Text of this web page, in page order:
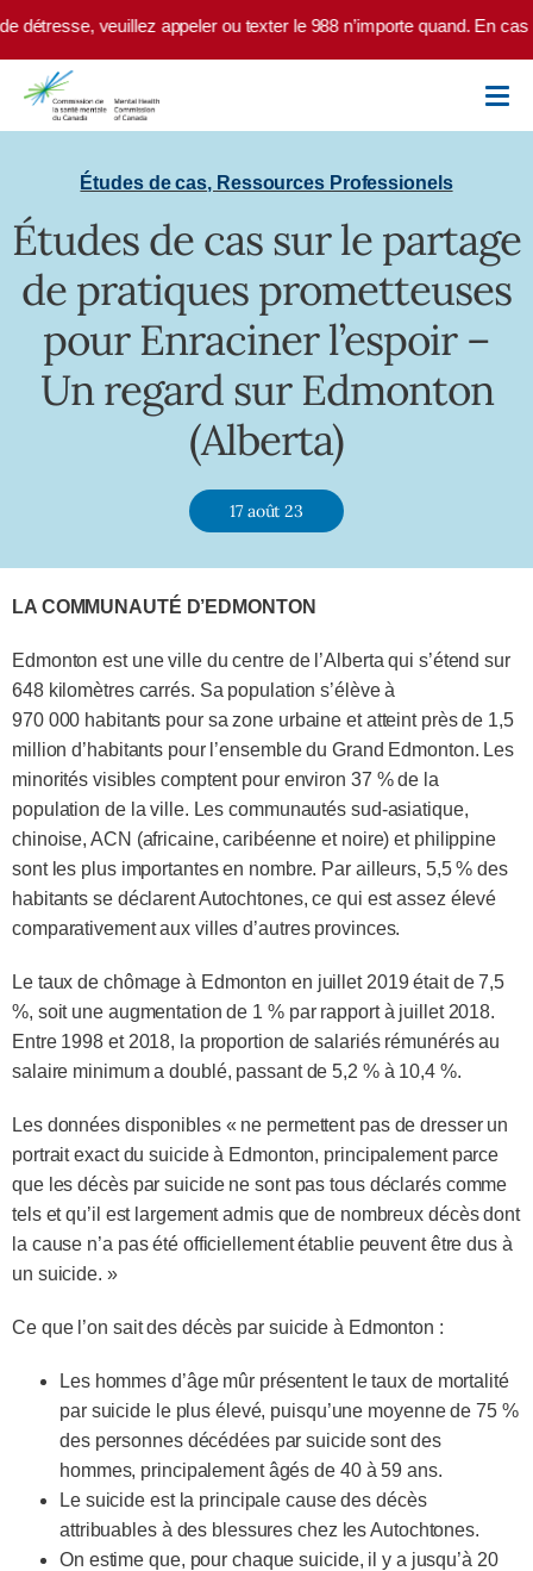
Skip to main content
veuillez appeler ou texter le 988 n’importe quand. En cas
Études de cas, Ressources Professionels
Études de cas sur le partage
de pratiques prometteuses
pour Enraciner l’espoir –
Un regard sur Edmonton
(Alberta)
17 août 23
LA COMMUNAUTÉ D’EDMONTON
Edmonton est une ville du centre de l’Alberta qui s’étend sur
648 kilomètres carrés. Sa population s’élève à
970 000 habitants pour sa zone urbaine et atteint près de 1,5
million d’habitants pour l’ensemble du Grand Edmonton. Les
minorités visibles comptent pour environ 37 % de la
population de la ville. Les communautés sud‑asiatique,
chinoise, ACN (africaine, caribéenne et noire) et philippine
sont les plus importantes en nombre. Par ailleurs, 5,5 % des
habitants se déclarent Autochtones, ce qui est assez élevé
comparativement aux villes d’autres provinces.
Le taux de chômage à Edmonton en juillet 2019 était de 7,5
%, soit une augmentation de 1 % par rapport à juillet 2018.
Entre 1998 et 2018, la proportion de salariés rémunérés au
salaire minimum a doublé, passant de 5,2 % à 10,4 %.
Les données disponibles « ne permettent pas de dresser un
portrait exact du suicide à Edmonton, principalement parce
que les décès par suicide ne sont pas tous déclarés comme
tels et qu’il est largement admis que de nombreux décès dont
la cause n’a pas été officiellement établie peuvent être dus à
un suicide. »
Ce que l’on sait des décès par suicide à Edmonton :
Les hommes d’âge mûr présentent le taux de mortalité
par suicide le plus élevé, puisqu’une moyenne de 75 %
des personnes décédées par suicide sont des
hommes, principalement âgés de 40 à 59 ans.
Le suicide est la principale cause des décès
attribuables à des blessures chez les Autochtones.
On estime que, pour chaque suicide, il y a jusqu’à 20